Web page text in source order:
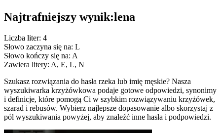
Najtrafniejszy wynik:lena
Liczba liter: 4
Słowo zaczyna się na: L
Słowo kończy się na: A
Zawiera litery: A, E, L, N
Szukasz rozwiązania do hasła rzeka lub imię męskie? Nasza
wyszukiwarka krzyżówkowa podaje gotowe odpowiedzi, synonimy
i definicje, które pomogą Ci w szybkim rozwiązywaniu krzyżówek,
szarad i rebusów. Wybierz najlepsze dopasowanie albo skorzystaj z
pól wyszukiwania powyżej, aby znaleźć inne hasła i podpowiedzi.